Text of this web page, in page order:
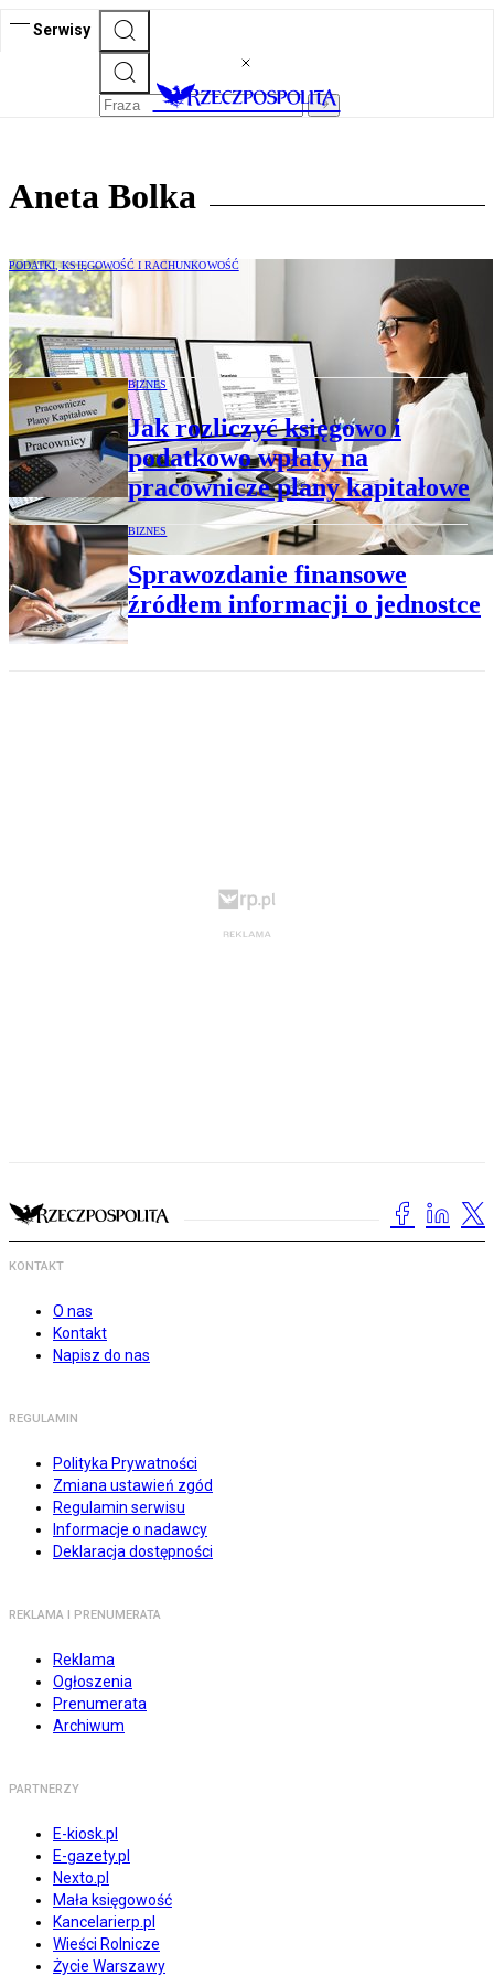
Serwisy
Aneta Bolka
PODATKI, KSIĘGOWOŚĆ I RACHUNKOWOŚĆ
Krajowy System e-Faktur – rewolucja w
fakturowaniu
BIZNES
Jak rozliczyć księgowo i
podatkowo wpłaty na
pracownicze plany kapitałowe
BIZNES
Sprawozdanie finansowe
źródłem informacji o jednostce
KONTAKT
O nas
Kontakt
Napisz do nas
REGULAMIN
Polityka Prywatności
Zmiana ustawień zgód
Regulamin serwisu
Informacje o nadawcy
Deklaracja dostępności
REKLAMA I PRENUMERATA
Reklama
Ogłoszenia
Prenumerata
Archiwum
PARTNERZY
E-kiosk.pl
E-gazety.pl
Nexto.pl
Mała księgowość
Kancelarierp.pl
Wieści Rolnicze
Życie Warszawy